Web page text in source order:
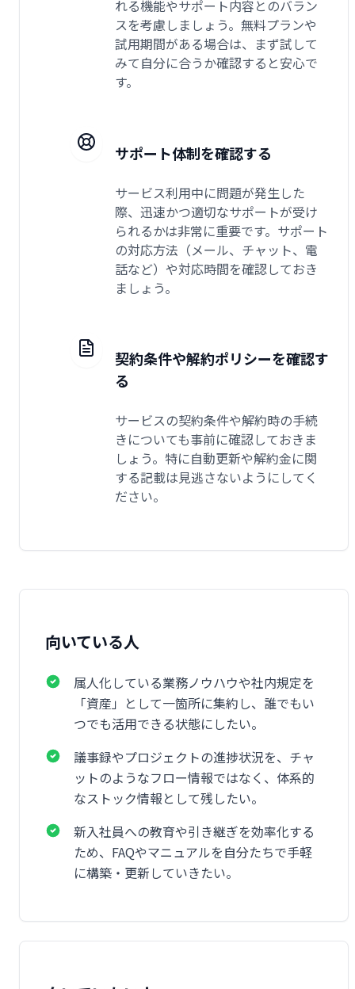
れる機能やサポート内容とのバラン
スを考慮しましょう。無料プランや
試用期間がある場合は、まず試して
みて自分に合うか確認すると安心で
す。
サポート体制を確認する
サービス利用中に問題が発生した
際、迅速かつ適切なサポートが受け
られるかは非常に重要です。サポート
の対応方法（メール、チャット、電
話など）や対応時間を確認しておき
ましょう。
契約条件や解約ポリシーを確認す
る
サービスの契約条件や解約時の手続
きについても事前に確認しておきま
しょう。特に自動更新や解約金に関
する記載は見逃さないようにしてく
ださい。
向いている人
属人化している業務ノウハウや社内規定を
「資産」として一箇所に集約し、誰でもい
つでも活用できる状態にしたい。
議事録やプロジェクトの進捗状況を、チャ
ットのようなフロー情報ではなく、体系的
なストック情報として残したい。
新入社員への教育や引き継ぎを効率化する
ため、FAQやマニュアルを自分たちで手軽
に構築・更新していきたい。